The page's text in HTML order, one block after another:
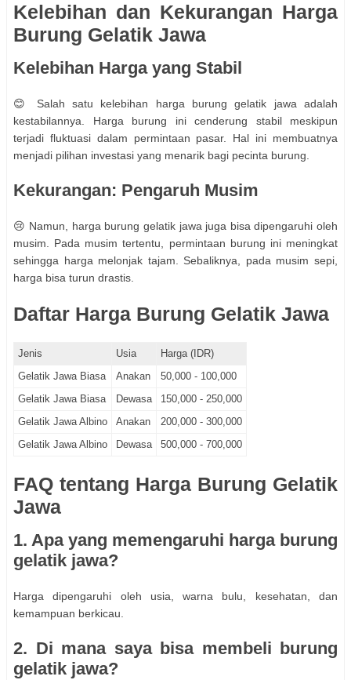
Kelebihan dan Kekurangan Harga
Burung Gelatik Jawa
Kelebihan Harga yang Stabil
😊 Salah satu kelebihan harga burung gelatik jawa adalah
kestabilannya. Harga burung ini cenderung stabil meskipun
terjadi fluktuasi dalam permintaan pasar. Hal ini membuatnya
menjadi pilihan investasi yang menarik bagi pecinta burung.
Kekurangan: Pengaruh Musim
😢 Namun, harga burung gelatik jawa juga bisa dipengaruhi oleh
musim. Pada musim tertentu, permintaan burung ini meningkat
sehingga harga melonjak tajam. Sebaliknya, pada musim sepi,
harga bisa turun drastis.
Daftar Harga Burung Gelatik Jawa
Jenis Usia
Harga (IDR)
Gelatik Jawa Biasa
Anakan
50,000 - 100,000
Gelatik Jawa Biasa
Dewasa
150,000 - 250,000
Gelatik Jawa Albino
Anakan
200,000 - 300,000
Gelatik Jawa Albino
Dewasa 500,000 - 700,000
FAQ tentang Harga Burung Gelatik
Jawa
1. Apa yang memengaruhi harga burung
gelatik jawa?
Harga dipengaruhi oleh usia, warna bulu, kesehatan, dan
kemampuan berkicau.
2. Di mana saya bisa membeli burung
gelatik jawa?